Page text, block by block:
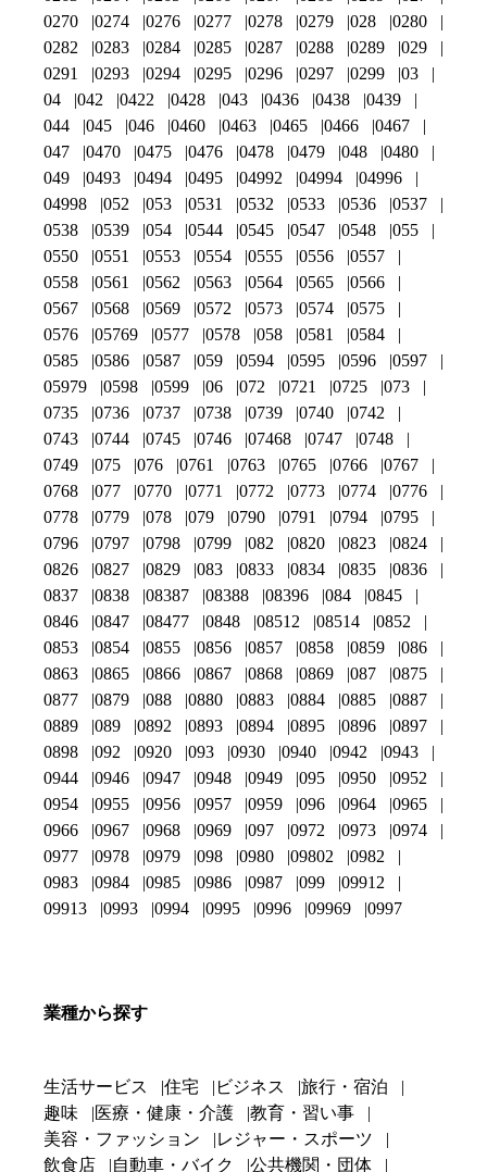
0270
0274 0276 0277 0278 0279 028
0280
0282
0283 0284 0285 0287 0288 0289
029
0291
0293 0294 0295 0296 0297 0299
03
04
042 0422 0428 043 0436 0438
0439
044
045 046 0460 0463 0465 0466
0467
047
0470 0475 0476 0478 0479 048
0480
049
0493 0494 0495 04992 04994
04996
04998
052 053 0531 0532 0533 0536
0537
0538
0539 054 0544 0545 0547 0548
055
0550
0551 0553 0554 0555 0556
0557
0558
0561 0562 0563 0564 0565
0566
0567
0568 0569 0572 0573 0574
0575
0576
05769 0577 0578 058 0581
0584
0585
0586 0587 059 0594 0595 0596
0597
05979
0598 0599 06 072 0721 0725
073
0735
0736 0737 0738 0739 0740
0742
0743
0744 0745 0746 07468 0747
0748
0749
075 076 0761 0763 0765 0766
0767
0768
077 0770 0771 0772 0773 0774
0776
0778
0779 078 079 0790 0791 0794
0795
0796
0797 0798 0799 082 0820 0823
0824
0826
0827 0829 083 0833 0834 0835
0836
0837
0838 08387 08388 08396 084
0845
0846
0847 08477 0848 08512 08514
0852
0853
0854 0855 0856 0857 0858 0859
086
0863
0865 0866 0867 0868 0869 087
0875
0877
0879 088 0880 0883 0884 0885
0887
0889
089 0892 0893 0894 0895 0896
0897
0898
092 0920 093 0930 0940 0942
0943
0944
0946 0947 0948 0949 095 0950
0952
0954
0955 0956 0957 0959 096 0964
0965
0966
0967 0968 0969 097 0972 0973
0974
0977
0978 0979 098 0980 09802
0982
0983
0984 0985 0986 0987 099
09912
09913
0993 0994 0995 0996 09969 0997
業種から探す
生活サービス 住宅 ビジネス
旅行・宿泊
趣味
医療・健康・介護
教育・習い事
美容・ファッション
レジャー・スポーツ
飲食店
自動車・バイク
公共機関・団体